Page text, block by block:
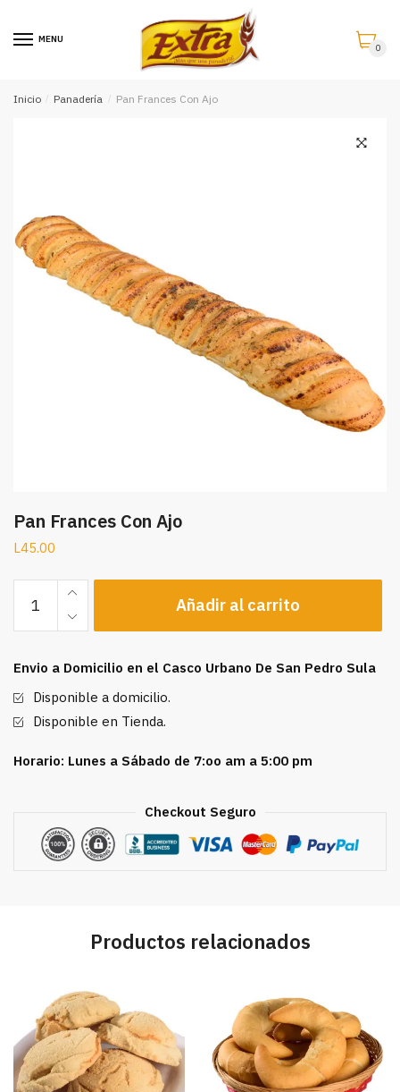
MENU
0
Inicio / Panadería / Pan Frances Con Ajo
Pan Frances Con Ajo
L45.00
Frances
Con
cantidad
Añadir al carrito
Envio a Domicilio en el Casco Urbano De San Pedro Sula
Disponible a domicilio.
Disponible en Tienda.
Horario: Lunes a Sábado de 7:oo am a 5:00 pm
Checkout Seguro
Productos relacionados